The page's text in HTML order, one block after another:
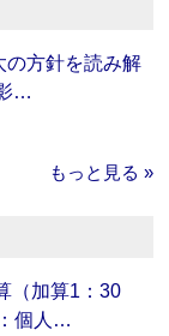
の方針を読み解
…
もっと見る »
（加算1：30
個人…